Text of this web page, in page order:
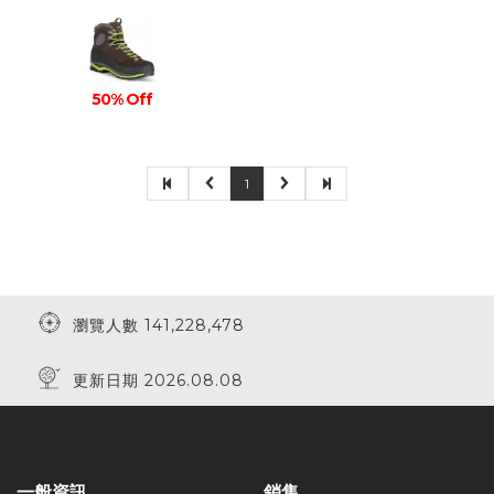
50% Off
1
瀏覽人數 141,228,478
更新日期 2026.08.08